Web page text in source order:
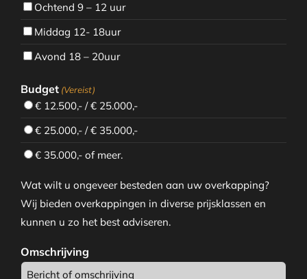
Ochtend 9 – 12 uur
Middag 12- 18uur
Avond 18 – 20uur
Budget (Vereist)
€ 12.500,- / € 25.000,-
€ 25.000,- / € 35.000,-
€ 35.000,- of meer.
Wat wilt u ongeveer besteden aan uw overkapping?
Wij bieden overkappingen in diverse prijsklassen en
kunnen u zo het best adviseren.
Omschrijving